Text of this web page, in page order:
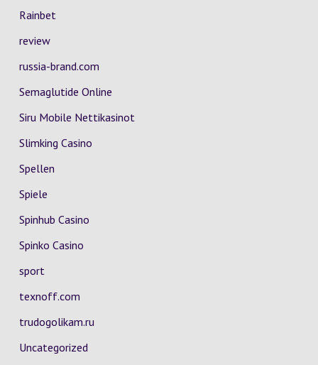
Rainbet
review
russia-brand.com
Semaglutide Online
Siru Mobile Nettikasinot
Slimking Casino
Spellen
Spiele
Spinhub Casino
Spinko Casino
sport
texnoff.com
trudogolikam.ru
Uncategorized